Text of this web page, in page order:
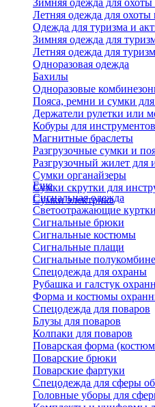
Зимняя одежда для
Летняя одежда для
Одежда для туризма и
Зимняя одежда для
Летняя одежда для
Одноразовая одежда
Бахилы
Одноразовые
Пояса, ремни и сумки
Держатели рулетки или
Кобуры для инструментов
Магнитные браслеты
Разгрузочные сумки и
Разгрузочный жилет для
Сумки органайзеры
Сумки скрутки для
Сумки электрика
Еще
Сигнальная одежда
Светоотражающие куртки
Сигнальные брюки
Сигнальные костюмы
Сигнальные плащи
Сигнальные
Спецодежда для охраны
Рубашка и галстук
Форма и костюмы
Спецодежда для поваров
Блузы для поваров
Колпаки для поваров
Поварская форма
Поварские брюки
Поварские фартуки
Спецодежда для сферы
Головные уборы для